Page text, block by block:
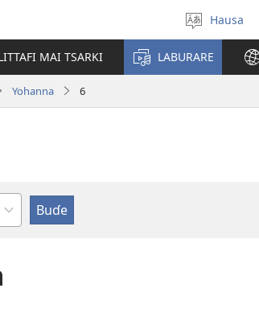
Ka
Zabi
Hausa
MAI TSARKI LABURARE
Yohanna 6